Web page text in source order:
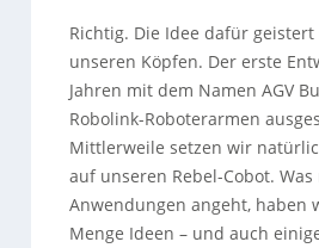
Richtig. Die Idee dafür
unseren Köpfen. Der erste
Jahren mit dem Namen AGV
Robolink-Roboterarmen
Mittlerweile setzen wir
auf unseren Rebel-Cobot. Was
Anwendungen angeht, haben
Menge Ideen – und auch